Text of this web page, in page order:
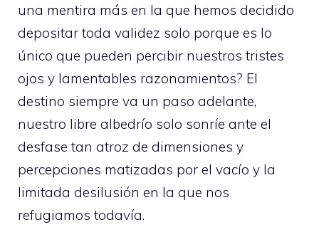
una mentira más en la que hemos decidido
depositar toda validez solo porque es lo
único que pueden percibir nuestros tristes
ojos y lamentables razonamientos? El
destino siempre va un paso adelante,
nuestro libre albedrío solo sonríe ante el
desfase tan atroz de dimensiones y
percepciones matizadas por el vacío y la
limitada desilusión en la que nos
refugiamos todavía.